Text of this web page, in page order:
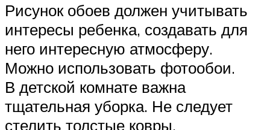
Рисунок обоев должен учитывать
интересы ребенка, создавать для
него интересную атмосферу.
Можно использовать фотообои.
В детской комнате важна
тщательная уборка. Не следует
стелить толстые ковры,